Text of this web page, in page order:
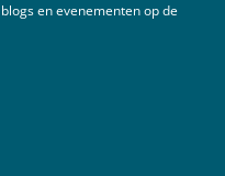
en evenementen op de